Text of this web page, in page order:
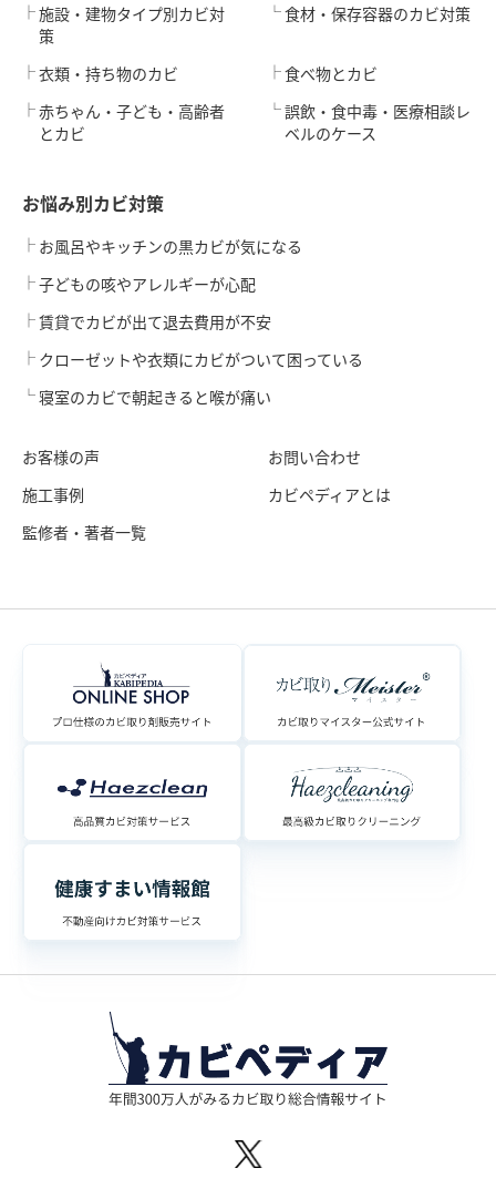
施設・建物タイプ別カビ対
策
食材・保存容器のカビ対策
衣類・持ち物のカビ
赤ちゃん・子ども・高齢者
とカビ
食べ物とカビ
誤飲・食中毒・医療相談レ
ベルのケース
お悩み別カビ対策
お風呂やキッチンの黒カビが気になる
子どもの咳やアレルギーが心配
賃貸でカビが出て退去費用が不安
クローゼットや衣類にカビがついて困っている
寝室のカビで朝起きると喉が痛い
お客様の声
施工事例
監修者・著者一覧
お問い合わせ
カビペディアとは